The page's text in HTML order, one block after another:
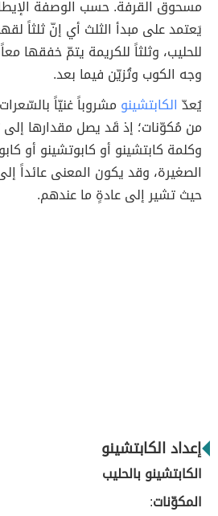
مسحوق القرفة. حسب الوصفة
يَعتمد على مبدأ الثلث أي إنّ ثلثاً
للحليب، وثلثاً للكريمة يتمّ خفقها
وجه الكوب وتُزيّن فيما بعد.
يُعدّ الكابتشينو مشروباً غنيّاً
من مُكوّنات؛ إذ قَد يصل مقدارها إلى
وكلمة كابتشينو أو كابوتشينو أو
الصغيرة، وقد يكون المعنى عائداً
حيث تشير إلى عادةٍ ما عندهم.
إعداد الكابتشينو
الكابتشينو بالحليب
المكوّنات: